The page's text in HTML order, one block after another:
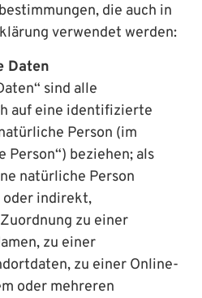
die auch in
verwendet werden:
Daten
sind alle
auf eine identifizierte
Person (im
Person“) beziehen; als
natürliche Person
oder indirekt,
zu einer
zu einer
zu einer Online-
oder mehreren